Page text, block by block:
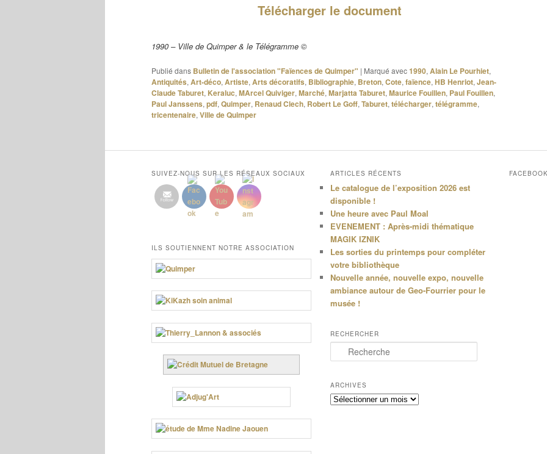
Télécharger le document
1990 – Ville de Quimper & le Télégramme ©
Publié dans Bulletin de l'association "Faïences de Quimper" | Marqué avec1990, Alain Le Pourhiet,
Antiquités, Art-déco, Artiste, Arts décoratifs, Bibliographie, Breton, Cote, faïence, HB Henriot, Jean-
Claude Taburet, Keraluc, MArcel Quiviger, Marché, Marjatta Taburet, Maurice Fouillen, Paul Fouillen,
Paul Janssens, pdf, Quimper, Renaud Clech, Robert Le Goff, Taburet, télécharger, télégramme,
tricentenaire, Ville de Quimper
SUIVEZ-NOUS SUR LES RÉSEAUX SOCIAUX
ILS SOUTIENNENT NOTRE ASSOCIATION
ARTICLES RÉCENTS
Le catalogue de l’exposition 2026 est
disponible !
Une heure avec Paul Moal
EVENEMENT : Après-midi thématique
MAGIK IZNIK
Les sorties du printemps pour compléter
votre bibliothèque
Nouvelle année, nouvelle expo, nouvelle
ambiance autour de Geo-Fourrier pour le
musée !
RECHERCHER
e
h
e
r
ARCHIVES
Archives